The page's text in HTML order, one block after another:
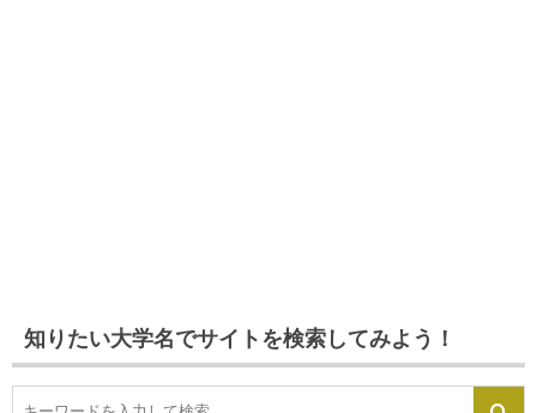
知りたい大学名でサイトを検索してみよう！